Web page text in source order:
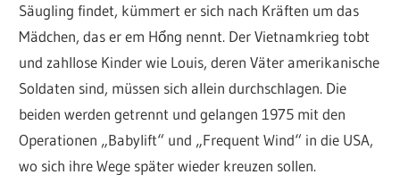
Säugling findet, kümmert er sich nach Kräften um das
Mädchen, das er em Hổng nennt. Der Vietnamkrieg tobt
und zahllose Kinder wie Louis, deren Väter amerikanische
Soldaten sind, müssen sich allein durchschlagen. Die
beiden werden getrennt und gelangen 1975 mit den
Operationen „Babylift“ und „Frequent Wind“ in die USA,
wo sich ihre Wege später wieder kreuzen sollen.